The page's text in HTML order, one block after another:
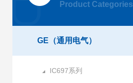
Product Categories
GE（通用电气）
IC697系列